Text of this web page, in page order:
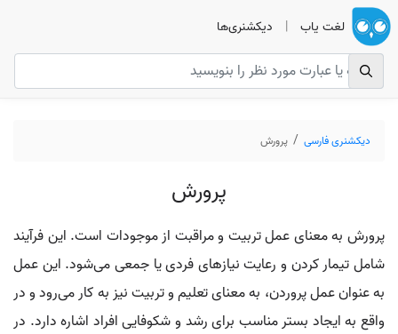
لغت یاب | دیکشنری‌ها
دیکشنری فارسی پرورش
پرورش
پرورش به معنای عمل تربیت و مراقبت از موجودات است. این فرآیند
شامل تیمار کردن و رعایت نیازهای فردی یا جمعی می‌شود. این عمل
به عنوان عمل پروردن، به معنای تعلیم و تربیت نیز به کار می‌رود و در
واقع به ایجاد بستر مناسب برای رشد و شکوفایی افراد اشاره دارد. در